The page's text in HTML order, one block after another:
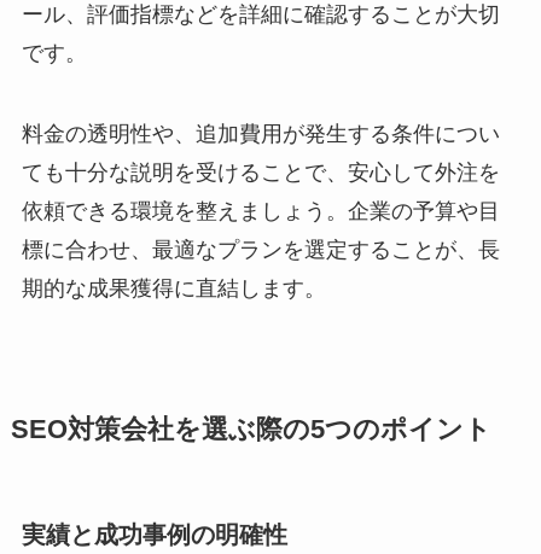
ール、評価指標などを詳細に確認することが大切
です。
料金の透明性や、追加費用が発生する条件につい
ても十分な説明を受けることで、安心して外注を
依頼できる環境を整えましょう。企業の予算や目
標に合わせ、最適なプランを選定することが、長
期的な成果獲得に直結します。
SEO対策会社を選ぶ際の5つのポイント
実績と成功事例の明確性